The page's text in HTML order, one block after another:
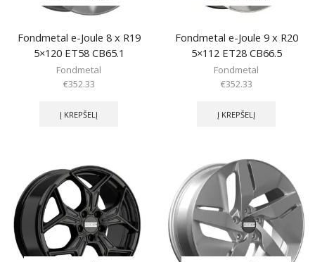
Fondmetal e-Joule 8 x R19
5×120 ET58 CB65.1
Fondmetal
€352.33
Į KREPŠELĮ
Fondmetal e-Joule 9 x R20
5×112 ET28 CB66.5
Fondmetal
€352.33
Į KREPŠELĮ